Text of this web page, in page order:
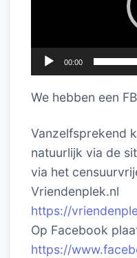
00:00
We hebben een
Vanzelfsprekend
natuurlijk via de
via het
Vriendenplek.nl
https://
Op Facebook
https://